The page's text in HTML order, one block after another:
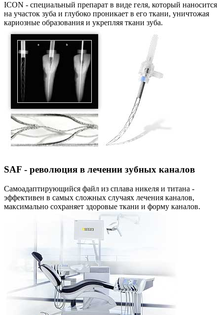
ICON - специальный препарат в виде геля, который наносится
на участок зуба и глубоко проникает в его ткани, уничтожая
кариозные образования и укрепляя ткани зуба.
SAF - революция в лечении зубных каналов
Самоадаптирующийся файл из сплава никеля и титана -
эффективен в самых сложных случаях лечения каналов,
максимально сохраняет здоровые ткани и форму каналов.